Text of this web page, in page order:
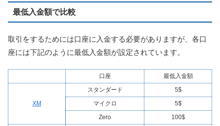
最低入金額で比較
取引をするためには口座に入金する必要がありますが、各口
座には下記のように最低入金額が設定されています。
口座 最低入金額
XM
スタンダード
5$
マイクロ
5$
Zero
100$